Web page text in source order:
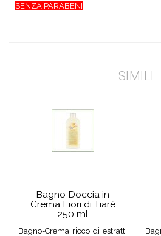
SENZA PARABENI
SIMILI
Bagno Doccia in
Crema Fiori di Tiarè
250 ml
Bagno-Crema ricco di estratti